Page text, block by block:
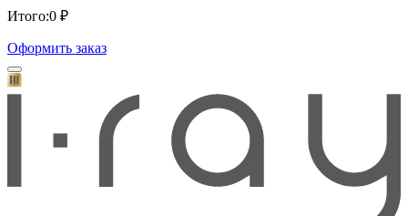
Итого:0 ₽
Оформить заказ